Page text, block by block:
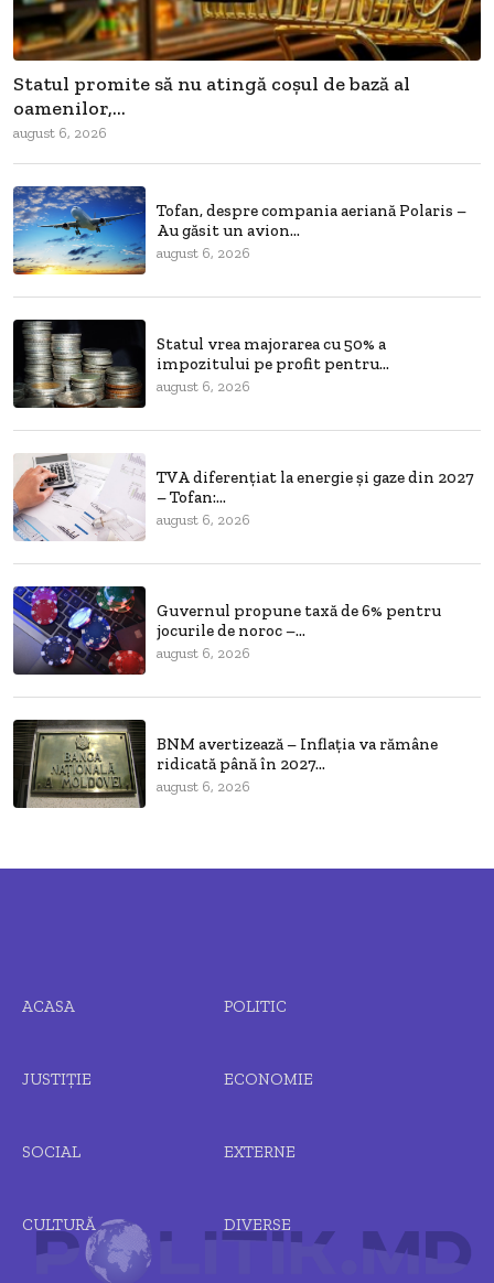
Statul promite să nu atingă coșul de bază al
oamenilor,...
august 6, 2026
Tofan, despre compania aeriană Polaris –
Au găsit un avion...
august 6, 2026
Statul vrea majorarea cu 50% a
impozitului pe profit pentru...
august 6, 2026
TVA diferențiat la energie și gaze din 2027
– Tofan:...
august 6, 2026
Guvernul propune taxă de 6% pentru
jocurile de noroc –...
august 6, 2026
BNM avertizează – Inflația va rămâne
ridicată până în 2027...
august 6, 2026
ACASA POLITIC
JUSTIȚIE ECONOMIE
SOCIAL EXTERNE
CULTURĂ DIVERSE